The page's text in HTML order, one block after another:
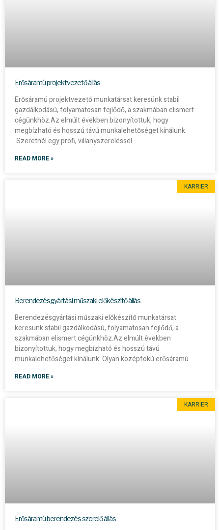
Erősáramú projektvezető állás
Erősáramú projektvezető munkatársat keresünk stabil
gazdálkodású, folyamatosan fejlődő, a szakmában elismert
cégünkhöz.Az elmúlt években bizonyítottuk, hogy
megbízható és hosszú távú munkalehetőséget kínálunk.
Szeretnél egy profi, villanyszereléssel
READ MORE »
KARRIER
Berendezésgyártási műszaki előkészítő állás
Berendezésgyártási műszaki előkészítő munkatársat
keresünk stabil gazdálkodású, folyamatosan fejlődő, a
szakmában elismert cégünkhöz.Az elmúlt években
bizonyítottuk, hogy megbízható és hosszú távú
munkalehetőséget kínálunk. Olyan középfokú erősáramú
READ MORE »
KARRIER
Erősáramú berendezés szerelő állás